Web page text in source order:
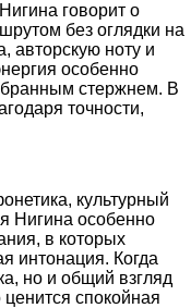
говорит о
без оглядки на
авторскую ноту и
особенно
стержнем. В
точности,
культурный
Нигина особенно
в которых
интонация. Когда
но и общий взгляд
спокойная